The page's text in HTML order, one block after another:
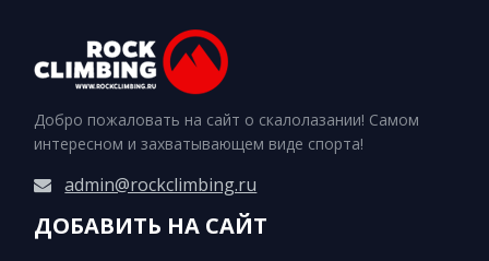
Добро пожаловать на сайт о скалолазании! Самом
интересном и захватывающем виде спорта!
admin@rockclimbing.ru
ДОБАВИТЬ НА САЙТ